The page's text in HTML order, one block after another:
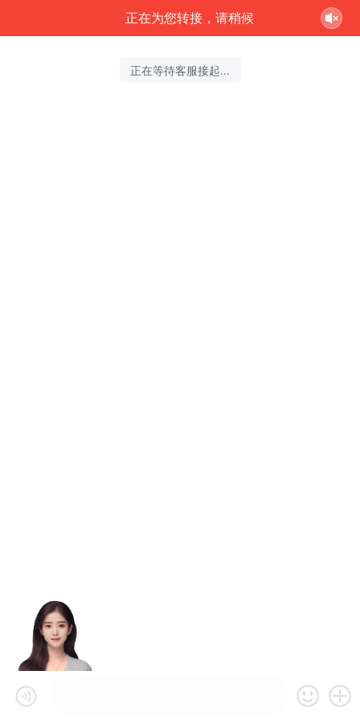
正在为您转接，请稍候
正在等待客服接起...